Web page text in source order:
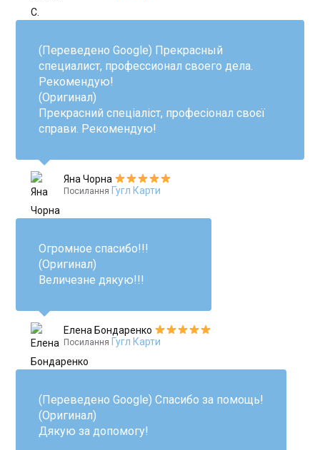
(Переведено Google) Прекрасный
специалист, профессионал своего дела.
Рекомендую!
(Оригинал)
Прекрасний спеціаліст, професіонал своєї
справи. Рекомендую!
Яна Чорна
Посилання Гугл Карти
Огромное спасибо!!!
(Оригинал)
Величезне дякую!!!
Елена Бондаренко
Посилання Гугл Карти
(Переведено Google) Спасибо за помощь!
(Оригинал)
Дякую за допомогу!